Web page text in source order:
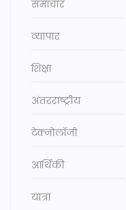
समाचार
व्यापार
शिक्षा
अंतरराष्ट्रीय
टेक्नोलॉजी
आर्थिकी
यात्रा